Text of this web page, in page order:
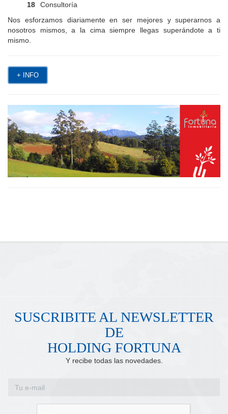
Consultoría
Nos esforzamos diariamente en ser mejores y superarnos a
nosotros mismos, a la cima siempre llegas superándote a ti
mismo.
+ INFO
SUSCRIBITE AL NEWSLETTER
DE
HOLDING FORTUNA
Y recibe todas las novedades.